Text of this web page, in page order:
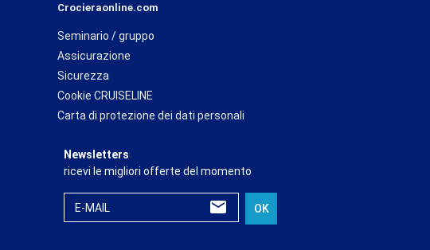
Crocieraonline.com
Seminario / gruppo
Assicurazione
Sicurezza
Cookie CRUISELINE
Carta di protezione dei dati personali
Newsletters
ricevi le migliori offerte del momento
E-MAIL OK